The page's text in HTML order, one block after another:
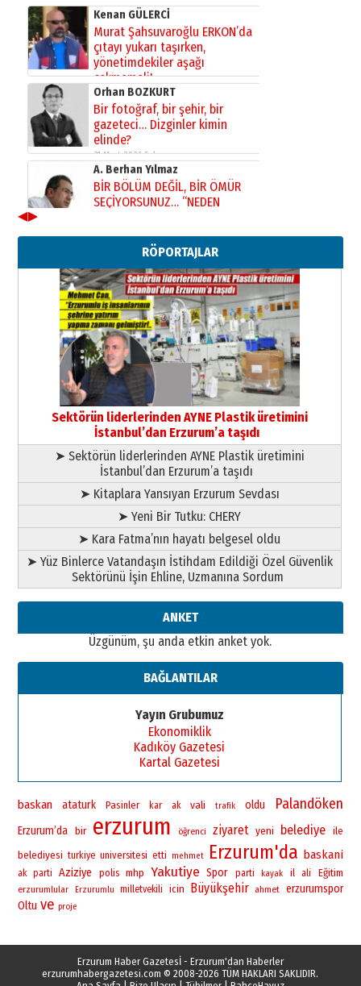
Murat Şahsuvaroğlu ERKON’da
çıtayı yukarı taşırken,
yönetimdekiler aşağı
çekmemeli!
17 Şubat 2026 SalıOrhan BOZKURT
Bir fotoğraf, bir şehir, bir
gazeteci… Dizginler kimin
elinde?
31 Mart 2026 Salı
A. Berhan Yılmaz
BİR BÖLÜM DEĞİL, BİR ÖMÜR
SEÇİYORSUNUZ… “NEDEN
ATATÜRK ÜNİVERSİTESİ?”
28 Temmuz 2026 Salı
Ahmed Yesevi’den bir Alperen…
”Reisimiz” idi… Hakka yürüdü.!
26 Mart 2026 Perşembe
Cem Bakırcı
Ardında bıraktığı hatıralarıyla
gönül adamı Faruk Terzioğlu!
13 Mayıs 2026 Çarşamba
Esat BİNDESEN
Başkan Sekmen’den Erzurum’a
bir vizyon proje daha!
02 Ağustos 2026 Pazar
◀▶
RÖPORTAJLAR
Sektörün liderlerinden AYNE Plastik üretimini
İstanbul’dan Erzurum’a taşıdı
➤ Sektörün liderlerinden AYNE Plastik üretimini
İstanbul’dan Erzurum’a taşıdı
➤ Kitaplara Yansıyan Erzurum Sevdası
➤ Yeni Bir Tutku: CHERY
➤ Kara Fatma’nın hayatı belgesel oldu
➤ Yüz Binlerce Vatandaşın İstihdam Edildiği Özel Güvenlik
Sektörünü İşin Ehline, Uzmanına Sordum
ANKET
Üzgünüm, şu anda etkin anket yok.
BAĞLANTILAR
Yayın Grubumuz
Ekonomiklik
Kadıköy Gazetesi
Kartal Gazetesi
baskan ataturk Pasinler kar ak vali trafik oldu Palandöken
Erzurum’da bir erzurum öğrenci ziyaret yeni belediye ile
belediyesi turkiye universitesi etti mehmet Erzurum'da baskani
ak parti Aziziye polis mhp Yakutiye Spor parti kayak il ali Eğitim
erzurumlular Erzurumlu milletvekili icin Büyükşehir ahmet erzurumspor
Oltu ve proje
Erzurum Haber Gazetesİ - Erzurum'dan Haberler
erzurumhabergazetesi.com © 2008-2026 TÜM HAKLARI SAKLIDIR.